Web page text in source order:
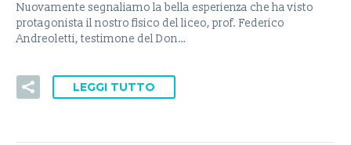
Nuovamente segnaliamo la bella esperienza che ha visto
protagonista il nostro fisico del liceo, prof. Federico
Andreoletti, testimone del Don…
LEGGI TUTTO